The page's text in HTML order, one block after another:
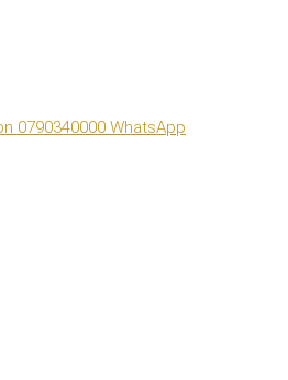
0790340000 WhatsApp